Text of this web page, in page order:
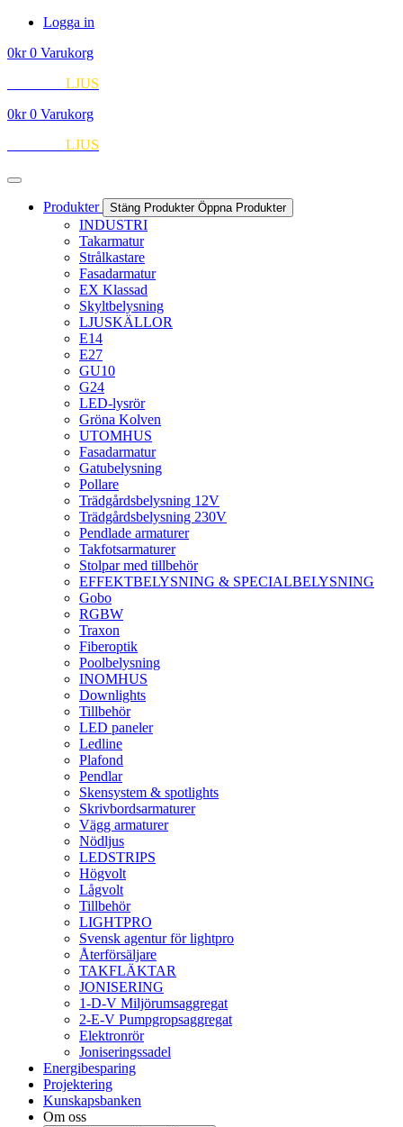
Hoppa
innehåll
Logga in
0kr 0 Varukorg
LJUS
0kr 0 Varukorg
LJUS
Produkter Stäng Produkter Öppna Produkter
INDUSTRI
Takarmatur
Strålkastare
Fasadarmatur
EX Klassad
Skyltbelysning
LJUSKÄLLOR
E14
E27
GU10
G24
LED-lysrör
Gröna Kolven
UTOMHUS
Fasadarmatur
Gatubelysning
Pollare
Trädgårdsbelysning 12V
Trädgårdsbelysning 230V
Pendlade armaturer
Takfotsarmaturer
Stolpar med tillbehör
EFFEKTBELYSNING & SPECIALBELYSNING
Gobo
RGBW
Traxon
Fiberoptik
Poolbelysning
INOMHUS
Downlights
Tillbehör
LED paneler
Ledline
Plafond
Pendlar
Skensystem & spotlights
Skrivbordsarmaturer
Vägg armaturer
Nödljus
LEDSTRIPS
Högvolt
Lågvolt
Tillbehör
LIGHTPRO
Svensk agentur för lightpro
Återförsäljare
TAKFLÄKTAR
JONISERING
1-D-V Miljörumsaggregat
2-E-V Pumpgropsaggregat
Elektronrör
Joniseringssadel
Energibesparing
Projektering
Kunskapsbanken
Om oss